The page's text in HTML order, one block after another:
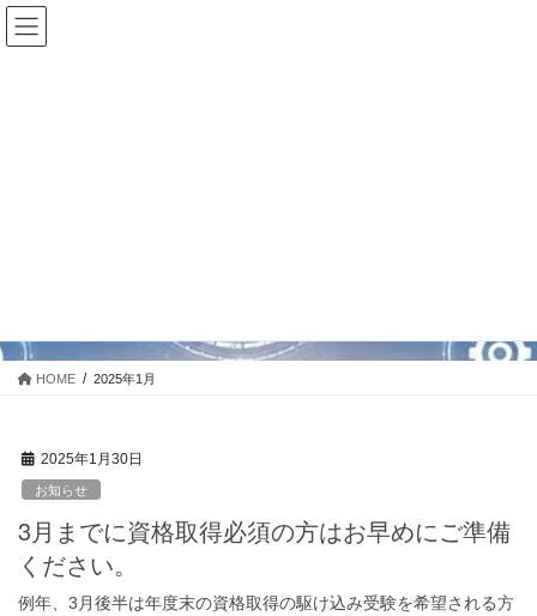
コ
ン
ナ
ビ
HOME 2025年1月
2025年1月30日
お知らせ
3月までに資格取得必須の方はお早めにご準備
ください。
例年、3月後半は年度末の資格取得の駆け込み受験を希望される方